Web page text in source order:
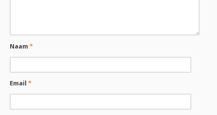
Naam*
Email*